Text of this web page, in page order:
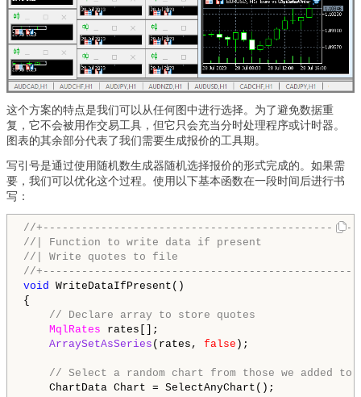
这个方案的特点是我们可以从任何图中进行选择。为了避免数据重
复，它不会被用作交易工具，但它只会充当分时处理程序或计时器。
图表的其余部分代表了我们需要生成报价的工具期。
写引号是通过使用随机数生成器随机选择报价的形式完成的。如果需
要，我们可以优化这个过程。使用以下基本函数在一段时间后进行书
写：
//
//| Function to write data if present
//| Write quotes to file
//
void
WriteDataIfPresent()
{
// Declare array to store quotes
MqlRates rates[];
ArraySetAsSeries (rates, false );
// Select a random chart from those we added to
ChartData Chart = SelectAnyChart();